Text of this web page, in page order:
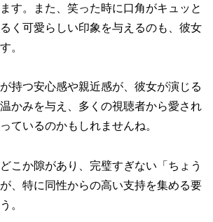
す。また、笑った時に口角がキュッと
るく可愛らしい印象を与えるのも、彼女
。
持つ安心感や親近感が、彼女が演じる
かみを与え、多くの視聴者から愛され
ているのかもしれませんね。
こか隙があり、完璧すぎない「ちょう
、特に同性からの高い支持を集める要
。